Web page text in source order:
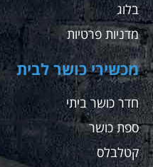
בלוג
מדניות פרטיות
מכשירי כושר לבית
חדר כושר ביתי
ספת כושר
קטלבלס